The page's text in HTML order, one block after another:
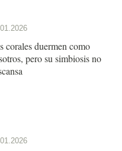
corales duermen como
pero su simbiosis no